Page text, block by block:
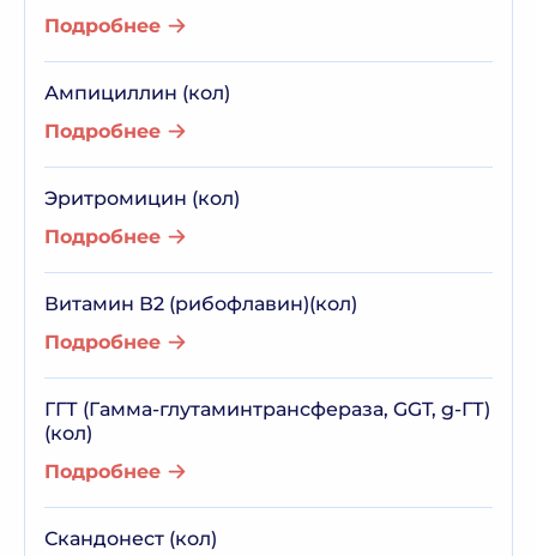
Подробнее
Ампициллин (кол)
Подробнее
Эритромицин (кол)
Подробнее
Витамин В2 (рибофлавин)(кол)
Подробнее
ГГТ (Гамма-глутаминтрансфераза, GGT, g-ГТ)
(кол)
Подробнее
Скандонест (кол)